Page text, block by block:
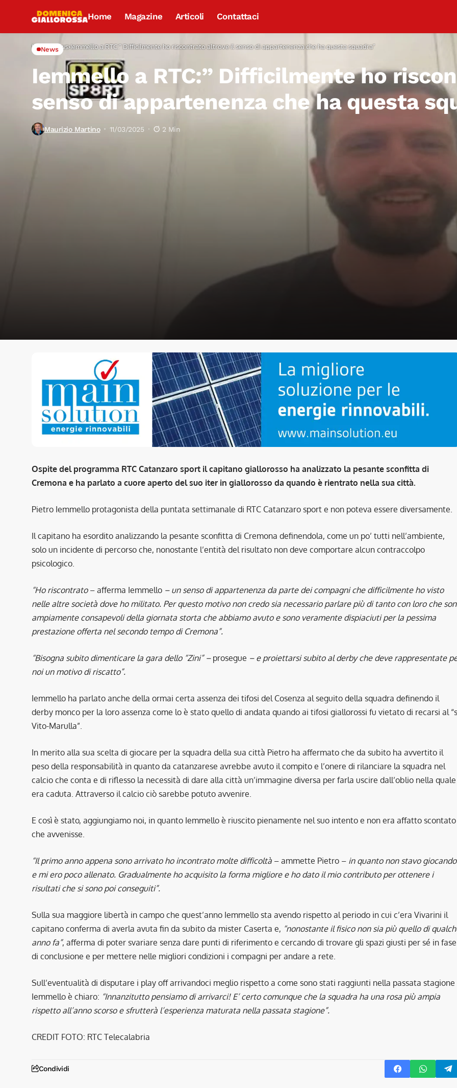
Home Magazine Articoli Contattaci
Home News Iemmello a RTC:” Difficilmente ho riscontrato altrove il senso di appartenenza che ha questa squadra”
News
Iemmello a RTC:” Difficilmente ho
senso di appartenenza che ha questa
Maurizio Martino 11/03/2025 2 Min
Ospite del programma RTC Catanzaro sport il capitano giallorosso ha analizzato la pesante sconfitta di
Cremona e ha parlato a cuore aperto del suo iter in giallorosso da quando è rientrato nella sua città.
Pietro Iemmello protagonista della puntata settimanale di RTC Catanzaro sport e non poteva essere diversamente.
Il capitano ha esordito analizzando la pesante sconfitta di Cremona definendola, come un po’ tutti nell’ambiente,
solo un incidente di percorso che, nonostante l’entità del risultato non deve comportare alcun contraccolpo
psicologico.
“Ho riscontrato– afferma Iemmello – un senso di appartenenza da parte dei compagni che difficilmente ho visto
nelle altre società dove ho militato. Per questo motivo non credo sia necessario parlare più di tanto con loro che
ampiamente consapevoli della giornata storta che abbiamo avuto e sono veramente dispiaciuti per la pessima
prestazione offerta nel secondo tempo di Cremona”.
“Bisogna subito dimenticare la gara dello “Zini” –prosegue – e proiettarsi subito al derby che deve rappresentate
noi un motivo di riscatto”.
Iemmello ha parlato anche della ormai certa assenza dei tifosi del Cosenza al seguito della squadra definendo il
derby monco per la loro assenza come lo è stato quello di andata quando ai tifosi giallorossi fu vietato di recarsi al
Vito-Marulla”.
In merito alla sua scelta di giocare per la squadra della sua città Pietro ha affermato che da subito ha avvertito il
peso della responsabilità in quanto da catanzarese avrebbe avuto il compito e l’onere di rilanciare la squadra nel
calcio che conta e di riflesso la necessità di dare alla città un’immagine diversa per farla uscire dall’oblio nella quale
era caduta. Attraverso il calcio ciò sarebbe potuto avvenire.
E così è stato, aggiungiamo noi, in quanto Iemmello è riuscito pienamente nel suo intento e non era affatto scontato
che avvenisse.
“Il primo anno appena sono arrivato ho incontrato molte difficoltà – ammette Pietro – in quanto non stavo giocando
e mi ero poco allenato. Gradualmente ho acquisito la forma migliore e ho dato il mio contributo per ottenere i
risultati che si sono poi conseguiti”.
Sulla sua maggiore libertà in campo che quest’anno Iemmello sta avendo rispetto al periodo in cui c’era Vivarini il
capitano conferma di averla avuta fin da subito da mister Caserta e, “nonostante il fisico non sia più quello di
anno fa”, afferma di poter svariare senza dare punti di riferimento e cercando di trovare gli spazi giusti per sé in fase
di conclusione e per mettere nelle migliori condizioni i compagni per andare a rete.
Sull’eventualità di disputare i play off arrivandoci meglio rispetto a come sono stati raggiunti nella passata stagione
Iemmello è chiaro: “Innanzitutto pensiamo di arrivarci! E’ certo comunque che la squadra ha una rosa più ampia
rispetto all’anno scorso e sfrutterà l’esperienza maturata nella passata stagione”.
CREDIT FOTO: RTC Telecalabria
Condividi